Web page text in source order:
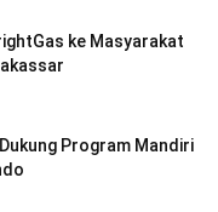
ke Masyarakat
Program Mandiri